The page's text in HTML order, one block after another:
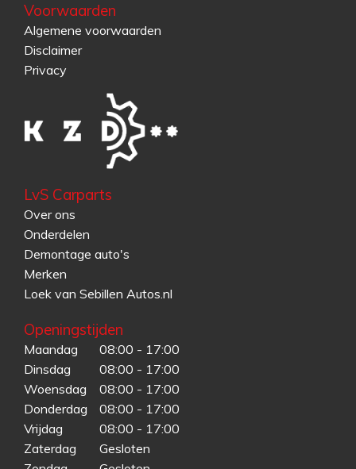
Voorwaarden
Algemene voorwaarden
Disclaimer
Privacy
LvS Carparts
Over ons
Onderdelen
Demontage auto's
Merken
Loek van Sebillen Autos.nl
Openingstijden
Maandag
08:00 - 17:00
Dinsdag
08:00 - 17:00
Woensdag
08:00 - 17:00
Donderdag
08:00 - 17:00
Vrijdag
08:00 - 17:00
Zaterdag
Gesloten